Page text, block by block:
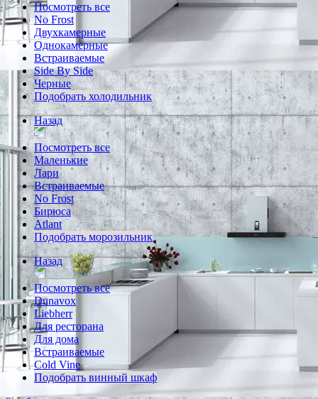
Посмотреть все
No Frost
Двухкамерные
Однокамерные
Встраиваемые
Side By Side
Черные
Подобрать холодильник
Назад
Посмотреть все
Маленькие
Лари
Встраиваемые
No Frost
Бирюса
Atlant
Подобрать морозильник
Назад
Посмотреть все
Dunavox
Liebherr
Для ресторана
Для дома
Встраиваемые
Cold Vine
Подобрать винный шкаф